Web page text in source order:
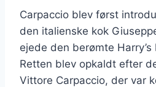
Carpaccio blev først
den italienske kok
ejede den berømte Harry’s
Retten blev opkaldt efter
Vittore Carpaccio, der var